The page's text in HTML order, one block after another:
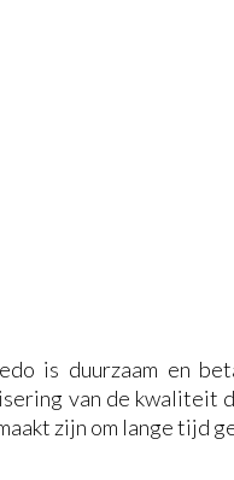
is duurzaam en
van de kwaliteit
zijn om lange tijd